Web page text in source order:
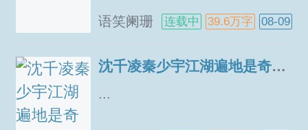
由于人类大脑的进化，少部分人
类拥有了移动物体的能力，这种
为亚瑟，既人类中的王者。只有
语笑阑珊 连载中 39.6万字 08-09
沈千凌秦少宇江湖遍地是奇葩百度云
...